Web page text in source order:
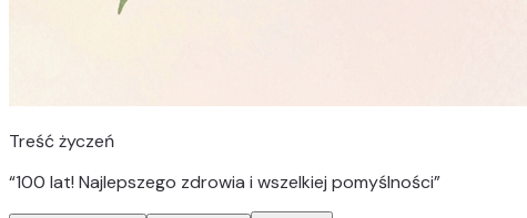
Treść życzeń
“100 lat! Najlepszego zdrowia i wszelkiej pomyślności”